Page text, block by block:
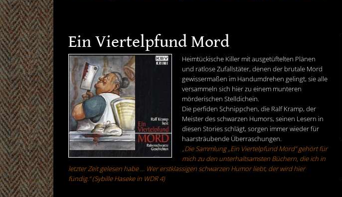
Ein Viertelpfund Mord
Heimtückische Killer mit ausgetüftelten Plänen
und ratlose Zufallstäter, denen der brutale Mord
gewissermaßen im Handumdrehen gelingt, sie alle
versammeln sich hier zu einem munteren
mörderischen Stelldichein.
Die perfiden Schnippchen, die Ralf Kramp, der
Meister des schwarzen Humors, seinen Lesern in
diesen Stories schlägt, sorgen immer wieder für
haarsträubende Überraschungen.
„Die Sammlung „Ein Viertelpfund Mord“ gehört für
mich zu den unterhaltsamsten Büchern, die ich in
letzter Zeit gelesen habe … Wer erstklassigen schwarzen Humor liebt, der wird hier
fündig.“ (Sybille Haseke in WDR 4)